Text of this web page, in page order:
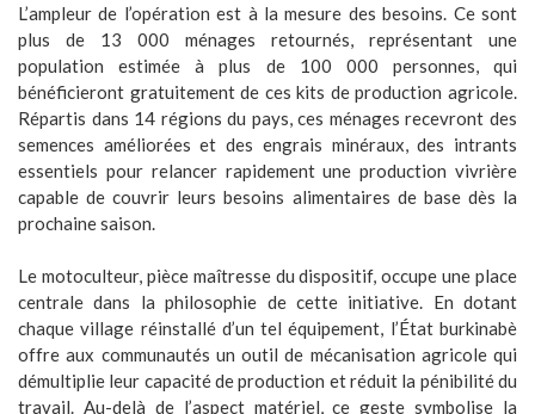
L’ampleur de l’opération est à la mesure des besoins. Ce sont
plus de 13 000 ménages retournés, représentant une
population estimée à plus de 100 000 personnes, qui
bénéficieront gratuitement de ces kits de production agricole.
Répartis dans 14 régions du pays, ces ménages recevront des
semences améliorées et des engrais minéraux, des intrants
essentiels pour relancer rapidement une production vivrière
capable de couvrir leurs besoins alimentaires de base dès la
prochaine saison.
Le motoculteur, pièce maîtresse du dispositif, occupe une place
centrale dans la philosophie de cette initiative. En dotant
chaque village réinstallé d’un tel équipement, l’État burkinabè
offre aux communautés un outil de mécanisation agricole qui
démultiplie leur capacité de production et réduit la pénibilité du
travail. Au-delà de l’aspect matériel, ce geste symbolise la